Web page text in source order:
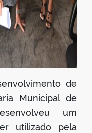
de
Municipal de
um
utilizado pela